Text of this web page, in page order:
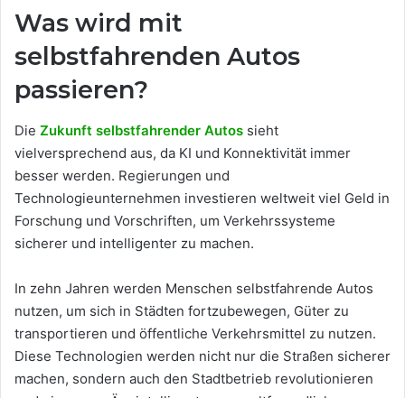
Was wird mit
selbstfahrenden Autos
passieren?
Die Zukunft selbstfahrender Autos sieht
vielversprechend aus, da KI und Konnektivität immer
besser werden. Regierungen und
Technologieunternehmen investieren weltweit viel Geld in
Forschung und Vorschriften, um Verkehrssysteme
sicherer und intelligenter zu machen.
In zehn Jahren werden Menschen selbstfahrende Autos
nutzen, um sich in Städten fortzubewegen, Güter zu
transportieren und öffentliche Verkehrsmittel zu nutzen.
Diese Technologien werden nicht nur die Straßen sicherer
machen, sondern auch den Stadtbetrieb revolutionieren